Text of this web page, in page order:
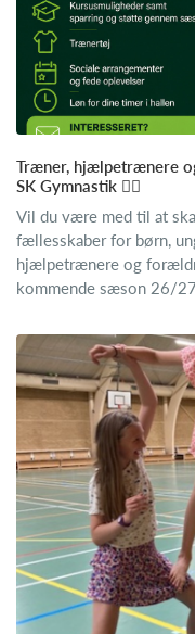
Træner, hjælpetrænere
SK Gymnastik 🤸‍♂️
Vil du være med til at
fællesskaber for børn,
hjælpetrænere og
kommende sæson 26/